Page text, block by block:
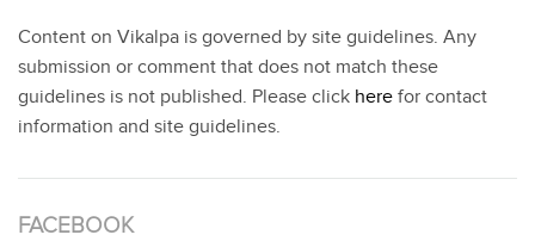
Content on Vikalpa is governed by site guidelines. Any
submission or comment that does not match these
guidelines is not published. Please click here for contact
information and site guidelines.
FACEBOOK